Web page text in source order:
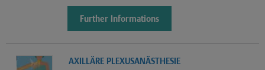
Further Informations
AXILLÄRE PLEXUSANÄSTHESIE